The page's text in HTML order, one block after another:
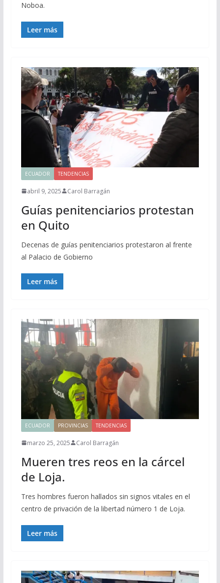
Noboa.
Leer más
ECUADOR TENDENCIAS
abril 9, 2025 Carol Barragán
Guías penitenciarios protestan
en Quito
Decenas de guías penitenciarios protestaron al frente
al Palacio de Gobierno
Leer más
ECUADOR PROVINCIAS TENDENCIAS
marzo 25, 2025 Carol Barragán
Mueren tres reos en la cárcel
de Loja.
Tres hombres fueron hallados sin signos vitales en el
centro de privación de la libertad número 1 de Loja.
Leer más